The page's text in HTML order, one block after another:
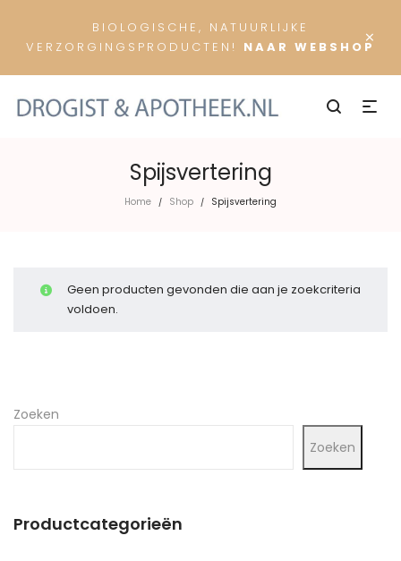
×
BIOLOGISCHE, NATUURLIJKE
VERZORGINGSPRODUCTEN! NAAR WEBSHOP
Spijsvertering
Home / Shop / Spijsvertering
Geen producten gevonden die aan je zoekcriteria
voldoen.
Zoeken
Zoeken
Productcategorieën